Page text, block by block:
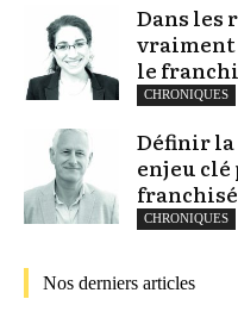
Dans les
vraiment
le
CHRONIQUES
Définir la
enjeu clé
CHRONIQUES
Nos derniers articles